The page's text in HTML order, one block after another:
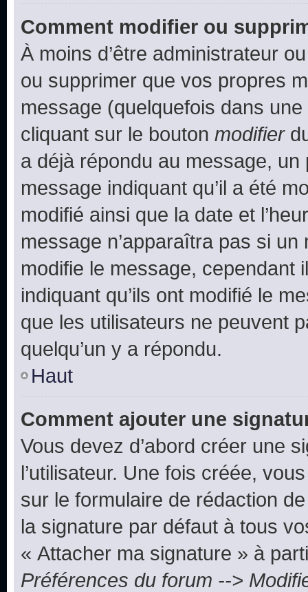
Comment modifier ou
À moins d’être administrateur
ou supprimer que vos propres
message (quelquefois dans
cliquant sur le bouton modifier
a déjà répondu au message, un
message indiquant qu’il a été
modifié ainsi que la date et
message n’apparaîtra pas si
modifie le message, cependant
indiquant qu’ils ont modifié le
que les utilisateurs ne peuvent
quelqu’un y a répondu.
Haut
Comment ajouter une
Vous devez d’abord créer une
l’utilisateur. Une fois créée,
sur le formulaire de rédaction
la signature par défaut à tous
« Attacher ma signature » à
Préférences du forum -->